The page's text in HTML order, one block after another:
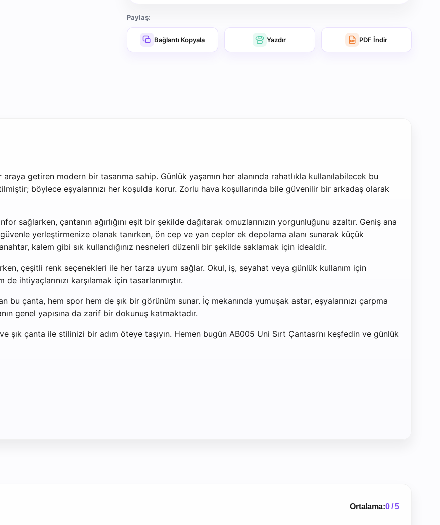
Paylaş:
Bağlantı Kopyala Yazdır PDF İndir
getiren modern bir tasarıma sahip. Günlük yaşamın her alanında rahatlıkla kullanılabilecek bu
böylece eşyalarınızı her koşulda korur. Zorlu hava koşullarında bile güvenilir bir arkadaş olarak
sağlarken, çantanın ağırlığını eşit bir şekilde dağıtarak omuzlarınızın yorgunluğunu azaltır. Geniş ana
yerleştirmenize olanak tanırken, ön cep ve yan cepler ek depolama alanı sunarak küçük
kalem gibi sık kullandığınız nesneleri düzenli bir şekilde saklamak için idealdir.
çeşitli renk seçenekleri ile her tarza uyum sağlar. Okul, iş, seyahat veya günlük kullanım için
ihtiyaçlarınızı karşılamak için tasarlanmıştır.
bu çanta, hem spor hem de şık bir görünüm sunar. İç mekanında yumuşak astar, eşyalarınızı çarpma
genel yapısına da zarif bir dokunuş katmaktadır.
şık çanta ile stilinizi bir adım öteye taşıyın. Hemen bugün AB005 Uni Sırt Çantası’nı keşfedin ve günlük
Ortalama:0 / 5